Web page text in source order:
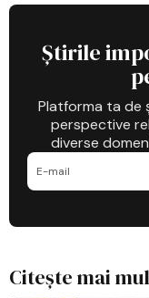
Știrile
Platforma ta de
perspective
diverse
Citește mai